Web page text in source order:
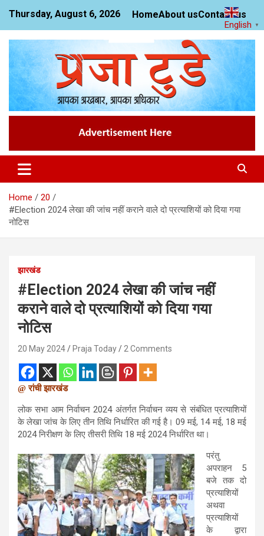
content
Thursday, August 6, 2026 HomeAbout usContact us
Praja Today
News Website
Home
20
#Election 2024 लेखा की जांच नहीं कराने वाले दो प्रत्याशियों को दिया गया
नोटिस
झारखंड
#Election 2024 लेखा की जांच नहीं
कराने वाले दो प्रत्याशियों को दिया गया
नोटिस
20 May 2024 Praja Today 2 Comments
@ रांची झारखंड
लोक सभा आम निर्वाचन 2024 अंतर्गत निर्वाचन व्यय से संबंधित प्रत्याशियों
के लेखा जांच के लिए तीन तिथि निर्धारित की गई है। 09 मई, 14 मई, 18 मई
2024 निरीक्षण के लिए तीसरी तिथि 18 मई 2024 निर्धारित था।
परंतु
अपराहन 5
बजे तक दो
प्रत्याशियों
अथवा
प्रत्याशियों
के द्वारा
English ▼